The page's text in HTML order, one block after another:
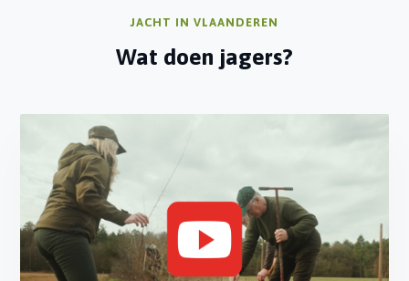
JACHT IN VLAANDEREN
Wat doen jagers?